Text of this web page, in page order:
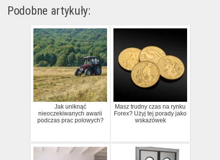
Podobne artykuły:
Jak uniknąć
nieoczekiwanych awarii
podczas prac polowych?
Masz trudny czas na rynku
Forex? Użyj tej porady jako
wskazówek